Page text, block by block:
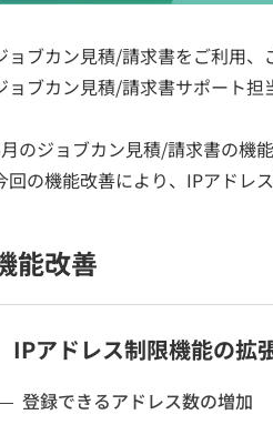
ョブカン見積/請求書をご利用、
ョブカン見積/請求書サポート担
のジョブカン見積/請求書の機
回の機能改善により、IPアドレ
能改善
IPアドレス制限機能の拡
登録できるアドレス数の増加